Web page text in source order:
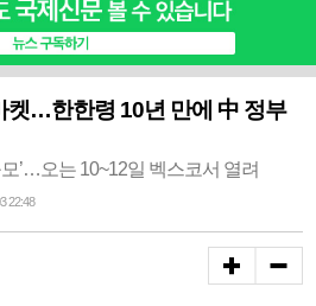
켓…한한령 10년 만에 中 정부
’…오는 10~12일 벡스코서 열려
22:48